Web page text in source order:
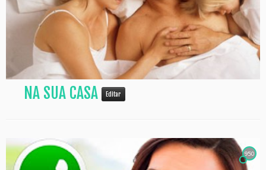
NA SUA CASA Editar
950